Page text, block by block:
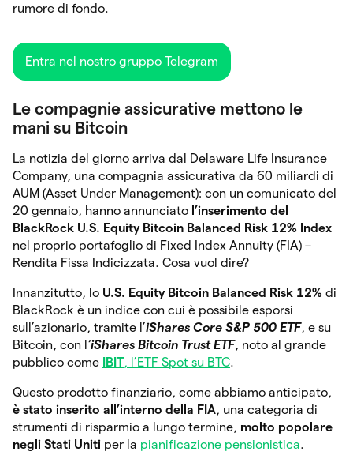
rumore di fondo.
Entra nel nostro gruppo Telegram
Le compagnie assicurative mettono le
mani su Bitcoin
La notizia del giorno arriva dal Delaware Life Insurance
Company, una compagnia assicurativa da 60 miliardi di
AUM (Asset Under Management): con un comunicato del
20 gennaio, hanno annunciato l’inserimento del
BlackRock U.S. Equity Bitcoin Balanced Risk 12% Index
nel proprio portafoglio di Fixed Index Annuity (FIA) –
Rendita Fissa Indicizzata. Cosa vuol dire?
Innanzitutto, lo U.S. Equity Bitcoin Balanced Risk 12% di
BlackRock è un indice con cui è possibile esporsi
sull’azionario, tramite l’iShares Core S&P 500 ETF, e su
Bitcoin, con l ‘iShares Bitcoin Trust ETF, noto al grande
pubblico come
IBIT, l’ETF Spot su BTC.
Questo prodotto finanziario, come abbiamo anticipato,
è stato inserito all’interno della FIA, una categoria di
strumenti di risparmio a lungo termine, molto popolare
negli Stati Uniti per la pianificazione pensionistica.